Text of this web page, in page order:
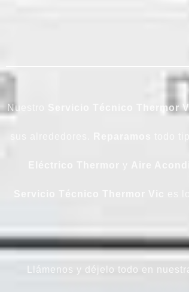
Nuestro Servicio Técnico Thermor
Aire
es
Llámenos y déjelo todo en